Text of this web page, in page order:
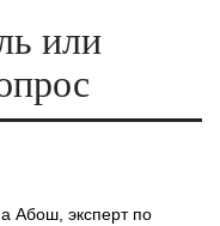
или
Абош, эксперт по